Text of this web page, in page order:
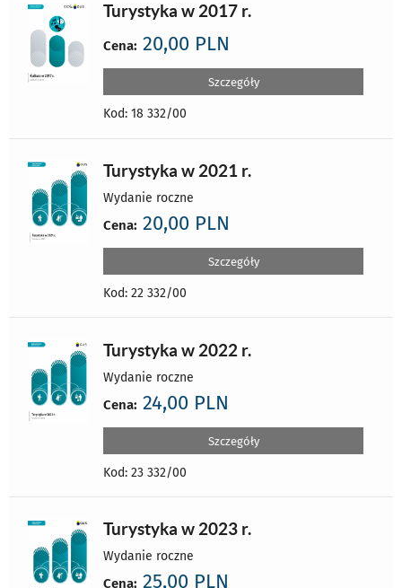
Turystyka w 2017 r.
Cena: 20,00 PLN
Szczegóły
Kod: 18 332/00
Turystyka w 2021 r.
Wydanie roczne
Cena: 20,00 PLN
Szczegóły
Kod: 22 332/00
Turystyka w 2022 r.
Wydanie roczne
Cena: 24,00 PLN
Szczegóły
Kod: 23 332/00
Turystyka w 2023 r.
Wydanie roczne
Cena: 25,00 PLN